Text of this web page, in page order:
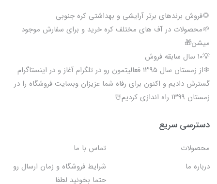
🌻فروش برندهای برتر آرایشی و بهداشتی کره جنوبی
🌱محصولات در آف های مختلف کره خرید و برای سفارش موجود
میشن🎁
💡۱۰ سال سابقه فروش
❄از زمستان سال ۱۳۹۵ فعالیتمون رو در تلگرام آغاز و در اینستاگرام
گسترش دادیم و اکنون برای رفاه شما عزیزان وبسایت فروشگاه را در
زمستان ۱۳۹۹ راه اندازی کردیم☃️
دسترسی سریع
محصولات
تماس با ما
درباره ما
شرایط فروشگاه و زمان ارسال رو
حتما بخونید لطفا